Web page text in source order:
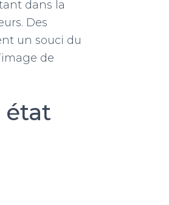
dans la
Des
un souci du
de
état